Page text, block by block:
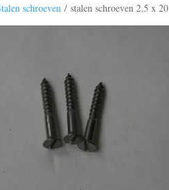
schroeven / stalen schroeven 2,5 x 20